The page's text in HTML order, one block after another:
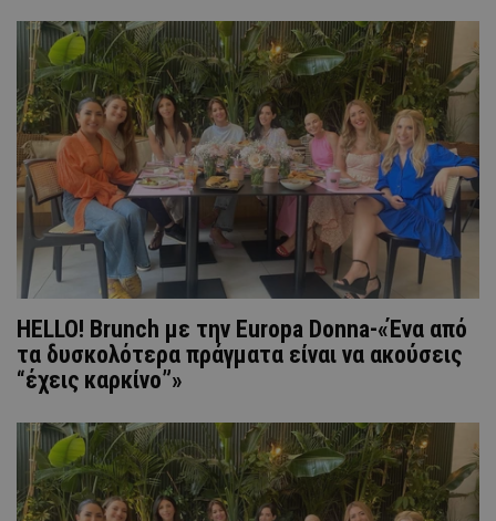
HELLO! Brunch με την Europa Donna-«Ένα από
τα δυσκολότερα πράγματα είναι να ακούσεις
“έχεις καρκίνο”»